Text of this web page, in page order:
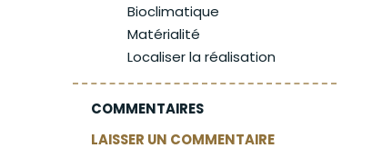
Bioclimatique
Matérialité
Localiser la réalisation
COMMENTAIRES
LAISSER UN COMMENTAIRE